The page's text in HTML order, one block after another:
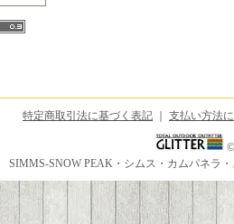
特定商取引法に基づく表記 支払い方法
SIMMS-SNOW PEAK・シムス・カムパネラ